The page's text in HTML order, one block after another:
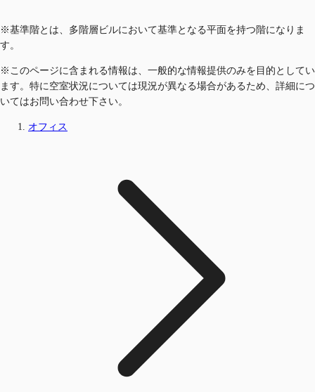
※基準階とは、多階層ビルにおいて基準となる平面を持つ階になりま
す。
※このページに含まれる情報は、一般的な情報提供のみを目的としてい
ます。特に空室状況については現況が異なる場合があるため、詳細につ
いてはお問い合わせ下さい。
オフィス